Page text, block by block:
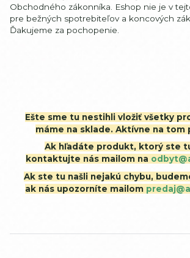
Obchodného zákonníka. Eshop nie je v
pre bežných spotrebiteľov a koncových
Ďakujeme za pochopenie.
Ešte sme tu nestihli vložiť všetky
máme na sklade. Aktívne na tom
Ak hľadáte produkt, ktorý ste
kontaktujte nás mailom na
Ak ste tu našli nejakú chybu,
ak nás upozorníte mailom